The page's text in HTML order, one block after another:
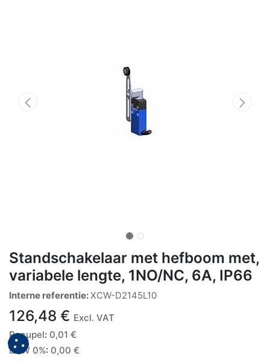
Standschakelaar met hefboom met,
variabele lengte, 1NO/NC, 6A, IP66
Interne referentie:XCW-D2145L10
126,48 € Excl. VAT
Recupel: 0,01 €
BTW 0%: 0,00 €